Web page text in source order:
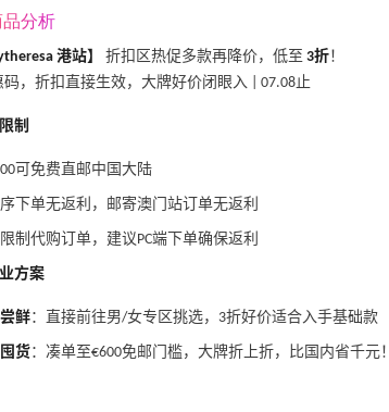
分析
港站】 折扣区热促多款再降价，低至 3折！
码，折扣直接生效，大牌好价闭眼入 | 07.08止
制
可免费直邮中国大陆
下单无返利，邮寄澳门站订单无返利
制代购订单，建议PC端下单确保返利
方案
鲜：直接前往男/女专区挑选，3折好价适合入手基础款
货：凑单至€600免邮门槛，大牌折上折，比国内省千元！
、LOEWE、加拿大鹅等
Base Blu
、CT 等
至5折+部分额外8.5折
：时尚热卖！入手珑骧、
满$100返$25礼卡
Bloomingdales